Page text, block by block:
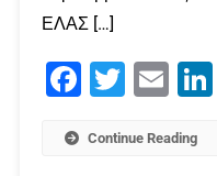
ΕΛΑΣ […]
Facebook
Twitter Email
Continue Reading